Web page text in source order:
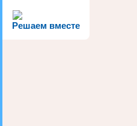
Решаем вместе